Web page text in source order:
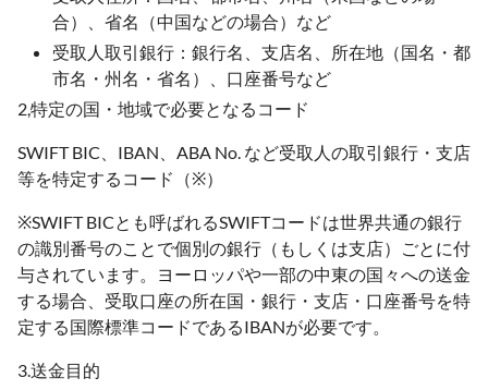
合）、省名（中国などの場合）など
受取人取引銀行：銀行名、支店名、所在地（国名・都
市名・州名・省名）、口座番号など
2,特定の国・地域で必要となるコード
SWIFT BIC、IBAN、ABA No. など受取人の取引銀行・支店
等を特定するコード（※）
※SWIFT BICとも呼ばれるSWIFTコードは世界共通の銀行
の識別番号のことで個別の銀行（もしくは支店）ごとに付
与されています。ヨーロッパや一部の中東の国々への送金
する場合、受取口座の所在国・銀行・支店・口座番号を特
定する国際標準コードであるIBANが必要です。
3.送金目的